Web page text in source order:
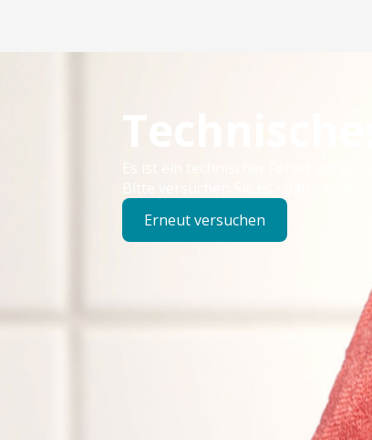
Es ist ein technischer Fehler
Bitte versuchen Sie es später erneut.
Erneut versuchen